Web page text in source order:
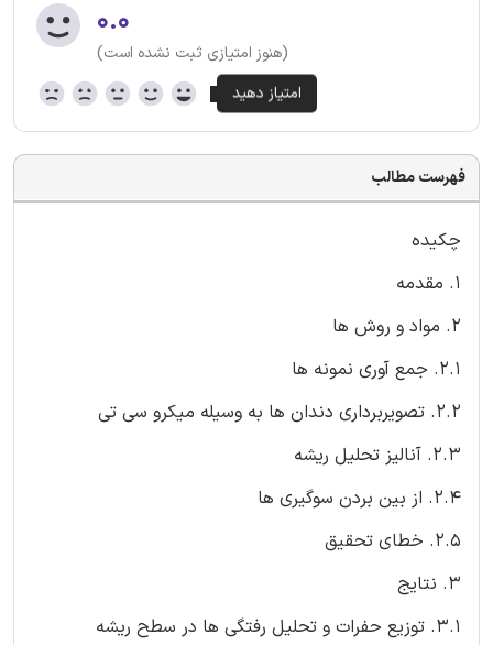
۰.۰
(هنوز امتیازی ثبت نشده است)
فهرست مطالب
چکیده
1. مقدمه
2. مواد و روش ها
2.1. جمع آوری نمونه ها
2.2. تصویربرداری دندان ها به وسیله میکرو سی تی
2.3. آنالیز تحلیل ریشه
2.4. از بین بردن سوگیری ها
2.5. خطای تحقیق
3. نتایج
3.1. توزیع حفرات و تحلیل رفتگی ها در سطح ریشه